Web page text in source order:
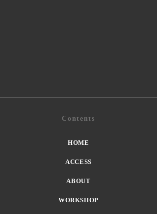
Contents
HOME
ACCESS
ABOUT
WORKSHOP